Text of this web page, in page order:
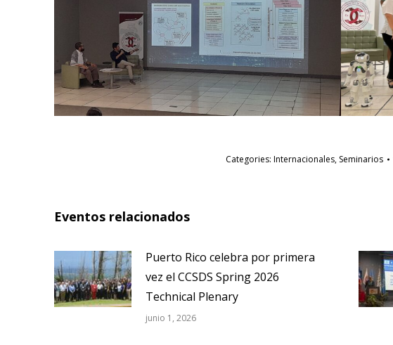
Categories: Internacionales, Seminarios
Eventos relacionados
Puerto Rico celebra por primera
vez el CCSDS Spring 2026
Technical Plenary
junio 1, 2026